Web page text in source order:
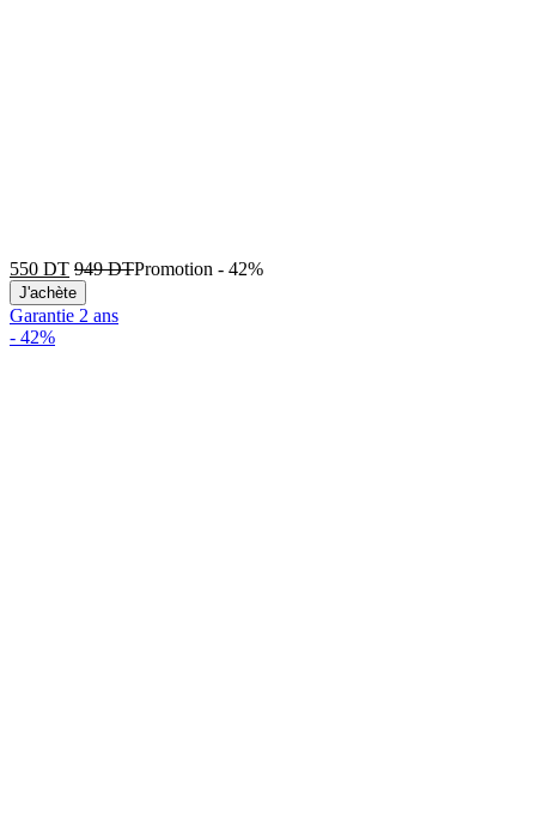
550 DT 949DTPromotion - 42%
J'achète
Garantie 2 ans
- 42%